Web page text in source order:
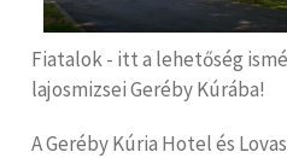
Fiatalok - itt a lehetőség
lajosmizsei Geréby Kúrába!
A Geréby Kúria Hotel és